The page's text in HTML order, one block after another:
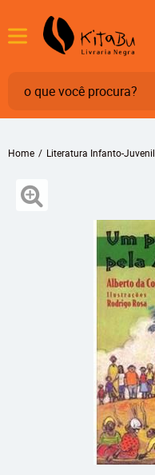
Home Literatura Infanto-Juvenil